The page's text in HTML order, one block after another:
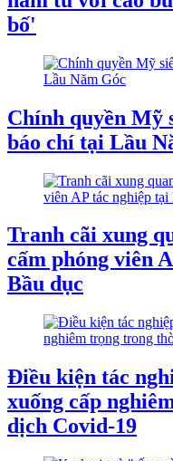
bố'
Chính quyền Mỹ
báo chí tại Lầu
Tranh cãi xung
cấm phóng viên
Bầu dục
Điều kiện tác
xuống cấp
dịch Covid-19